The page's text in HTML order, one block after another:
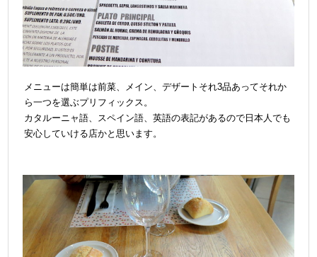
メニューは簡単は前菜、メイン、デザートそれ3品あってそれか
ら一つを選ぶプリフィックス。
カタルーニャ語、スペイン語、英語の表記があるので日本人でも
安心していける店かと思います。